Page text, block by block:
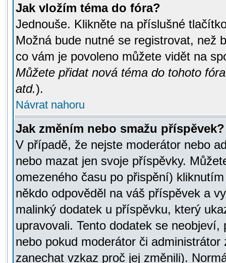
Jak vložím téma do fóra?
Jednouše. Klikněte na příslušné
Možná bude nutné se registrovat, než
co vám je povoleno můžete vidět na
Můžete přidat nová téma do tohoto
atd.).
Návrat nahoru
Jak změním nebo smažu příspěvek?
V případě, že nejste moderátor nebo
nebo mazat jen svoje příspěvky.
omezeného času po přispění)
někdo odpověděl na váš příspěvek a
malinký dodatek u příspěvku, který
upravovali. Tento dodatek se
nebo pokud moderátor či
zanechat vzkaz proč jej změnili).